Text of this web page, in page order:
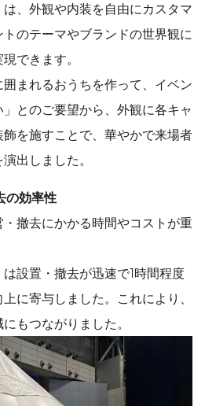
は、外観や内装を自由にカスタマ
のテーマやブランドの世界観に
できます。
まれるおうちを作って、イベン
」とのご要望から、外観に各キャ
を施すことで、華やかで来場者
出しました。
の効率性
撤去にかかる時間やコストが重
は設置・撤去が迅速で1時間程度
に寄与しました。これにより、
もつながりました。